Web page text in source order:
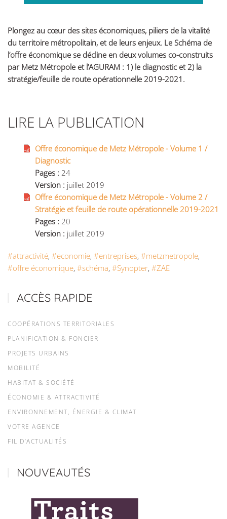
Plongez au cœur des sites économiques, piliers de la vitalité
du territoire métropolitain, et de leurs enjeux. Le Schéma de
l’offre économique se décline en deux volumes co-construits
par Metz Métropole et l’AGURAM : 1) le diagnostic et 2) la
stratégie/feuille de route opérationnelle 2019-2021.
LIRE LA PUBLICATION
Offre économique de Metz Métropole - Volume 1 /
Diagnostic
Pages : 24
Version : juillet 2019
Offre économique de Metz Métropole - Volume 2 /
Stratégie et feuille de route opérationnelle 2019-2021
Pages : 20
Version : juillet 2019
#attractivité, #economie, #entreprises, #metzmetropole,
#offre économique, #schéma, #Synopter, #ZAE
ACCÈS RAPIDE
COOPÉRATIONS TERRITORIALES
PLANIFICATION & FONCIER
PROJETS URBAINS
MOBILITÉ
HABITAT & SOCIÉTÉ
ÉCONOMIE & ATTRACTIVITÉ
ENVIRONNEMENT, ÉNERGIE & CLIMAT
VOTRE AGENCE
FIL D’ACTUALITÉS
NOUVEAUTÉS